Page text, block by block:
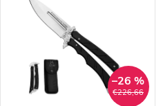
Abecedne
€226,66
–26 %